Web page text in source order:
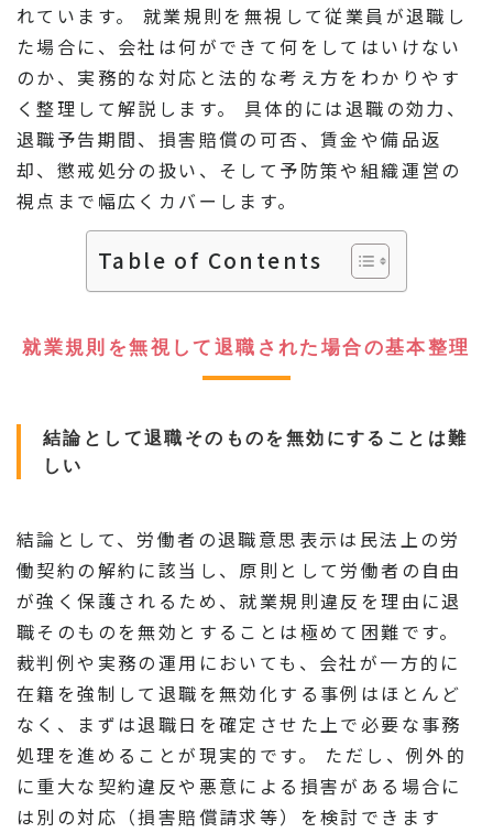
れています。 就業規則を無視して従業員が退職し
た場合に、会社は何ができて何をしてはいけない
のか、実務的な対応と法的な考え方をわかりやす
く整理して解説します。 具体的には退職の効力、
退職予告期間、損害賠償の可否、賃金や備品返
却、懲戒処分の扱い、そして予防策や組織運営の
視点まで幅広くカバーします。
Table of Contents
就業規則を無視して退職された場合の基本整理
結論として退職そのものを無効にすることは難
しい
結論として、労働者の退職意思表示は民法上の労
働契約の解約に該当し、原則として労働者の自由
が強く保護されるため、就業規則違反を理由に退
職そのものを無効とすることは極めて困難です。
裁判例や実務の運用においても、会社が一方的に
在籍を強制して退職を無効化する事例はほとんど
なく、まずは退職日を確定させた上で必要な事務
処理を進めることが現実的です。 ただし、例外的
に重大な契約違反や悪意による損害がある場合に
は別の対応（損害賠償請求等）を検討できます